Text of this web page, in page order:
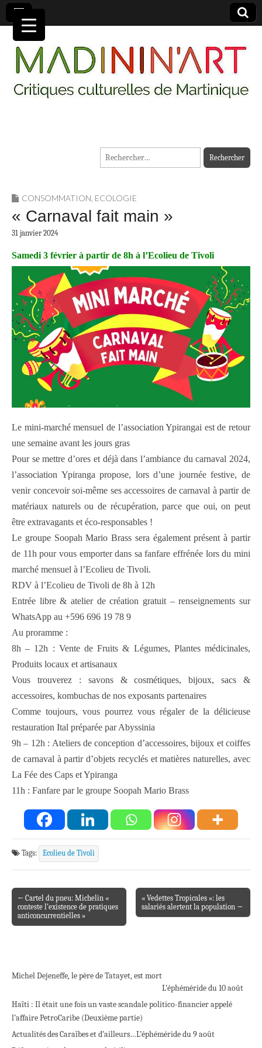
MADININ'ART
Rechercher :
CONSOMMATION, ECOLOGIE
« Carnaval fait main »
31 janvier 2024
Samedi 3 février à partir de 8h à l’Ecolieu de Tivoli
Le mini-marché mensuel de l’association Ypirangai est de retour
une semaine avant les jours gras
Pour se mettre d’ores et déjà dans l’ambiance du carnaval 2024,
l’association Ypiranga propose, lors d’une journée festive, de
venir concevoir soi-même ses accessoires de carnaval à partir de
matériaux naturels ou de récupération, parce que oui, on peut
être extravagants et éco-responsables !
Le groupe Soopah Mario Brass sera également présent à partir
de 11h pour vous emporter dans sa fanfare effrénée lors du mini
marché mensuel à l’Ecolieu de Tivoli.
RDV à l’Ecolieu de Tivoli de 8h à 12h
Entrée libre & atelier de création gratuit – renseignements sur
WhatsApp au +596 696 19 78 9
Au proramme :
8h – 12h : Vente de Fruits & Légumes, Plantes médicinales,
Produits locaux et artisanaux
Vous trouverez : savons & cosmétiques, bijoux, sacs &
accessoires, kombuchas de nos exposants partenaires
Comme toujours, vous pourrez vous régaler de la délicieuse
restauration Ital préparée par Abyssinia
9h – 12h : Ateliers de conception d’accessoires, bijoux et coiffes
de carnaval à partir d’objets recyclés et matières naturelles, avec
La Fée des Caps et Ypiranga
11h : Fanfare par le groupe Soopah Mario Brass
Tags: Ecolieu de Tivoli
Post navigation
← Cartel du pneu: Michelin «
conteste l’existence de pratiques
anticoncurrentielles »
« Vedettes Tropicales »: les
salariés alertent la population →
Michel Dejeneffe, le père de Tatayet, est mort
L’éphéméride du 10 août
Haïti : Il était une fois un vaste scandale politico-financier appelé
l’affaire PetroCaribe (Deuxième partie)
Actualités des Caraïbes et d’ailleurs…L’éphéméride du 9 août